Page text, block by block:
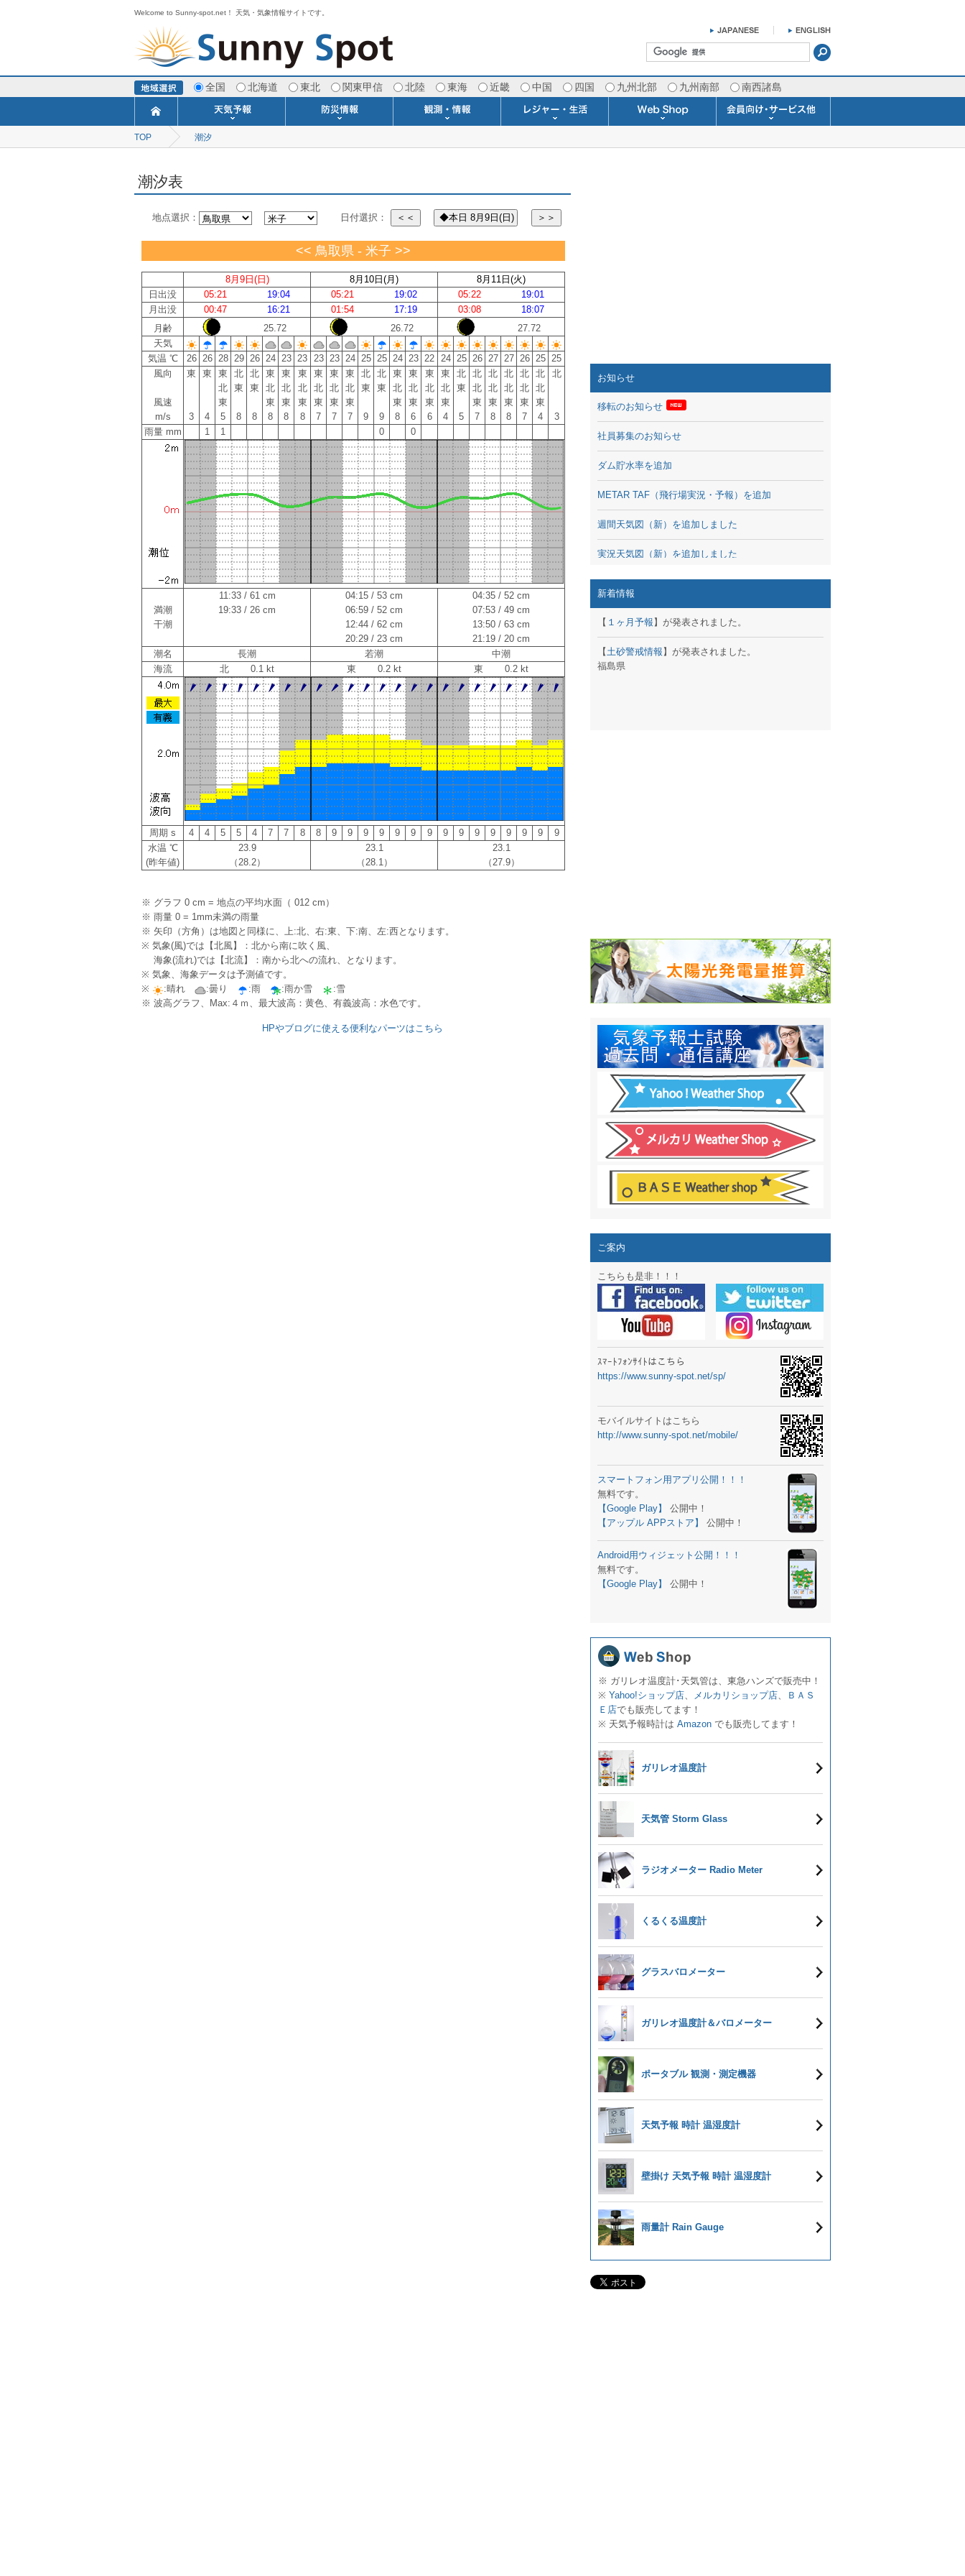
Welcome to Sunny-spot.net！ 天気・気象情報サイトです。
全国 北海道 東北 関東甲信 北陸 東海 近畿 中国 四国 九州北部 九州南部 南西諸島
今日明日の天気
ポイント予報
週間天気予報
寒・暖候期予報
TOP 潮汐
潮汐表
地点選択： 日付選択： ＜＜ ◆本日 8月9日(日) ＞＞
<< 鳥取県 - 米子 >>
8月9日(日) 8月10日(月)
8月11日(火)
日出没
05:21 19:04 05:21 19:02 05:22
19:01
月出没
00:47 16:21 01:54 17:19 03:08
18:07
月齢
25.72 26.72
27.72
天気
気温 ℃
26 26 28 29 26 24 23 23 23 23 24 25 25 24 23 22 24 25 26 27 27 26 25 25
風向
風速
m/s
東
3
東
4
東
北
東
5
北
東
8
北
東
8
東
北
東
8
東
北
東
8
東
北
東
8
東
北
東
7
東
北
東
7
東
北
東
7
北
東
9
北
東
9
東
北
東
8
東
北
東
6
東
北
東
6
東
北
東
4
北
東
5
北
北
東
7
北
北
東
8
北
北
東
8
北
北
東
7
北
北
東
4
北
3
雨量 mm
1 1 0 0
満潮
干潮
11:33 / 61 cm
19:33 / 26 cm
04:15 / 53 cm
06:59 / 52 cm
12:44 / 62 cm
20:29 / 23 cm
04:35 / 52 cm
07:53 / 49 cm
13:50 / 63 cm
21:19 / 20 cm
潮名
長潮 若潮
中潮
海流
北 0.1 kt 東 0.2 kt 東 0.2 kt
周期 s 4 4 5 5 4 7 7 8 8 9 9 9 9 9 9 9 9 9 9 9 9 9 9
9
水温 ℃
(昨年値)
23.9
（28.2）
23.1
（28.1）
23.1
（27.9）
※ グラフ 0 cm = 地点の平均水面（ 012 cm）
※ 雨量 0 = 1mm未満の雨量
※ 矢印（方角）は地図と同様に、上:北、右:東、下:南、左:西となります。
※ 気象(風)では【北風】：北から南に吹く風、
海象(流れ)では【北流】：南から北への流れ、となります。
※ 気象、海象データは予測値です。
※
:晴れ :曇り :雨 :雨か雪
:雪
※ 波高グラフ、Max:４ｍ、最大波高：黄色、有義波高：水色です。
HPやブログに使える便利なパーツはこちら
お知らせ
移転のお知らせ
社員募集のお知らせ
ダム貯水率を追加
METAR TAF（飛行場実況・予報）を追加
週間天気図（新）を追加しました
実況天気図（新）を追加しました
潮汐・日出没、パワーアップ＆リニューアル
ｽﾏｰﾄﾌｫﾝ用のサイト作成！
結露 10日間予報オプション追加！
ガリレオ温度計&天気管新色登場！
HPリニューアル第２弾：本サイト Update!
HPリニューアル第１弾：英語ページOPEN
週間天気図&週間波浪図を10日に延長しました
太陽光発電量の推算はじめました
気象情報通知サービス「お天気見張り番」開始
週間波浪図追加しました。
予報士通信講座に解析ツール追加！！
専門天気図アーカイブ開始！！
スマートフォン アプリ バージョンアップ
ラジオメーターニュータイプ新登場！
スマートフォン ウィジェット公開
気象予報士スクールの御案内
弊社事務所を移転しました。
生物平年値 更新
予報士学習サイト OPEN！
専門天気図 追加
ラジオメーター輸入販売開始！
スマートフォン アプリ バージョンアップ
お天気パーツ 追加
新着情報
【 １ヶ月予報 】が発表されました。
【土砂警戒情報 】が発表されました。
福島県
ご案内
こちらも是非！！！
ｽﾏｰﾄﾌｫﾝｻｲﾄはこちら
https://www.sunny-spot.net/sp/
モバイルサイトはこちら
http://www.sunny-spot.net/mobile/
スマートフォン用アプリ公開！！！
無料です。
【Google Play】
公開中！
【アップル APPストア】
公開中！
Android用ウィジェット公開！！！
無料です。
【Google Play】
公開中！
※ ガリレオ温度計･天気管は、東急ハンズで販売中！
※ Yahoo!ショップ店、 メルカリショップ店、
ＢＡＳ
Ｅ店でも販売してます！
※ 天気予報時計は Amazon でも販売してます！
ガリレオ温度計
天気管 Storm Glass
ラジオメーター Radio Meter
くるくる温度計
グラスバロメーター
ガリレオ温度計＆バロメーター
ポータブル 観測・測定機器
天気予報 時計 温湿度計
壁掛け 天気予報 時計 温湿度計
雨量計 Rain Gauge